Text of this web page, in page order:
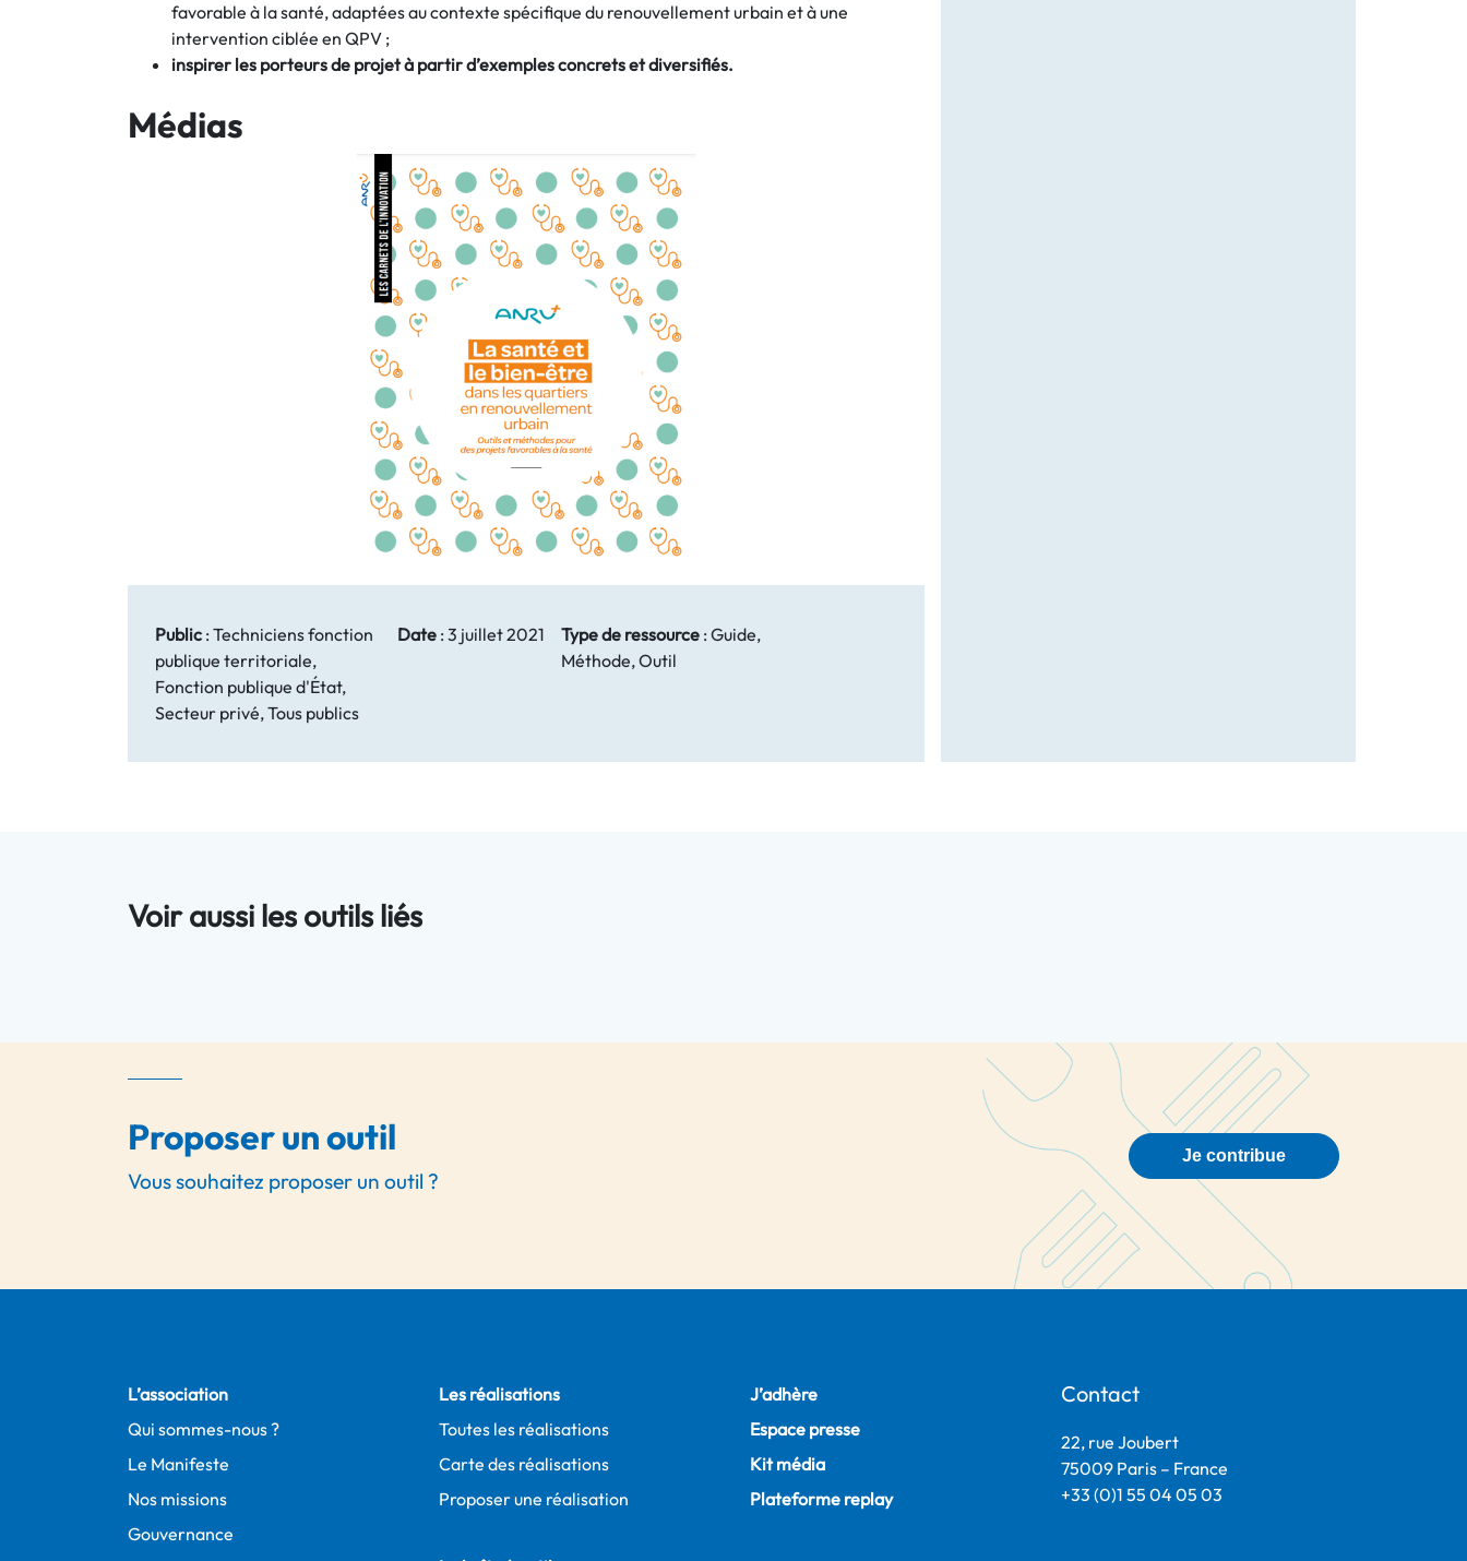
favorable à la santé, adaptées au contexte spécifique du renouvellement urbain et à une
intervention ciblée en QPV ;
inspirer les porteurs de projet à partir d’exemples concrets et diversifiés.
Médias
Public : Techniciens fonction
publique territoriale,
Fonction publique d'État,
Secteur privé, Tous publics
Date: 3 juillet 2021 Type de ressource: Guide,
Méthode, Outil
Voir aussi les outils liés
Proposer un outil
Vous souhaitez proposer un outil ?
Je contribue
L’association
Qui sommes-nous ?
Le Manifeste
Nos missions
Gouvernance
Les réalisations
Toutes les réalisations
Carte des réalisations
Proposer une réalisation
J’adhère
Espace presse
Kit média
Plateforme replay
Contact
22, rue Joubert
75009 Paris – France
+33 (0)1 55 04 05 03